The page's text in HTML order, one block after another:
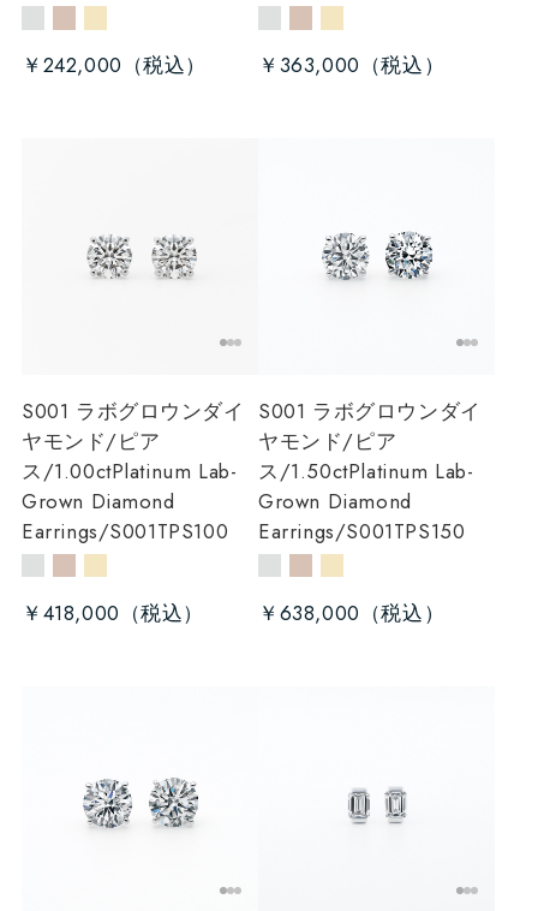
￥242,000 ￥363,000
S001 ラボグロウンダイ
ヤモンド/ピア
ス/1.00ctPlatinum Lab-
Grown Diamond
Earrings/S001TPS100
￥418,000
S001 ラボグロウンダイ
ヤモンド/ピア
ス/1.50ctPlatinum Lab-
Grown Diamond
Earrings/S001TPS150
￥638,000